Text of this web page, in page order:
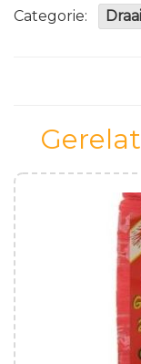
Blauw
Brandvertragend
Categorie: